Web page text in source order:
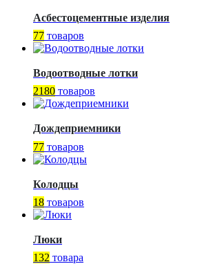
Асбестоцементные изделия
77 товаров
Водоотводные лотки
2180 товаров
Дождеприемники
77 товаров
Колодцы
18 товаров
Люки
132 товара